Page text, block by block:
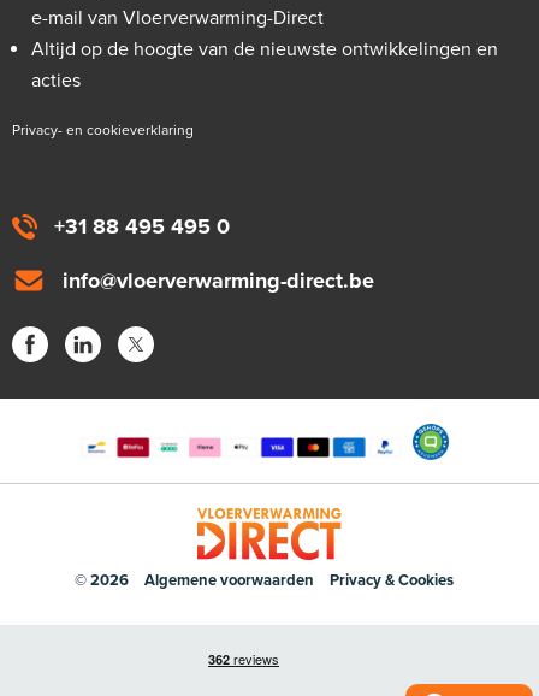
+31 88 495 495 0
info@vloerverwarming-direct.be
e-mail van Vloerverwarming-Direct
Altijd op de hoogte van de nieuwste ontwikkelingen en
acties
Privacy- en cookieverklaring
© 2026 Algemene voorwaarden Privacy & Cookies